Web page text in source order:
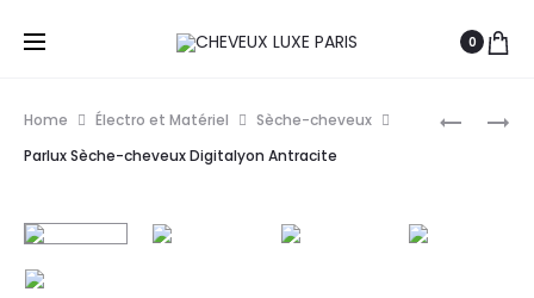
0
PARLUX
VELECTA
Home Électro et Matériel
Sèche-cheveux
Parlux Sèche-cheveux Digitalyon Antracite